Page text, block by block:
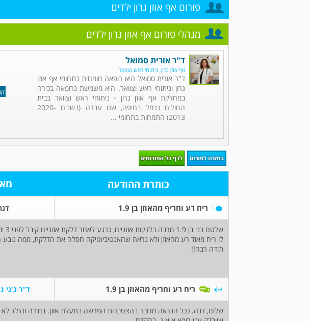
פורום אף אוזן גרון ילדים
מנהלי פורום אף אוזן גרון ילדים
ד"ר אורית סמואל
אף אוזן גרון, ניתוחי ראש וצוואר
ד"ר אורית סמואל היא רופאה מומחית בתחומי אף אוזן
גרון וניתוחי ראש וצוואר. היא משמשת כרופאה בכירה
במחלקת אף אוזן גרון - ניתוחי ראש וצוואר בבית
החולים כרמל בחיפה, שם עברה (בשנים 2020-
2013) התמחות בתחומי ...
כותרת ההודעה
ריח רע וחריף מהאוזן בן 1.9
לו ריח מאוד רע מהאוזן ולא נראה שהאנטיביוטיקה חסלה את הדלקת, ממה
תודה רבה!!
ריח רע וחריף מהאוזן בן 1.9 ד"ר ג'ני
שלום, דנה. ככל הנראה מדובר בהצטברות הפרשה בתעלת אוזן. במידה והילד לא